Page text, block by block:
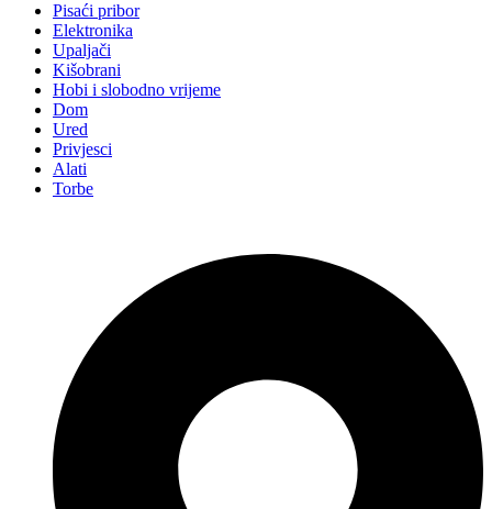
Pisaći pribor
Elektronika
Upaljači
Kišobrani
Hobi i slobodno vrijeme
Dom
Ured
Privjesci
Alati
Torbe